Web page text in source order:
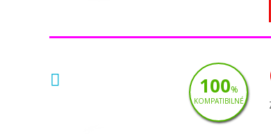
100%
KOMPATIBILNÉ